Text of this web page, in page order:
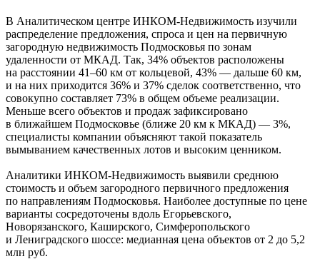
В Аналитическом центре ИНКОМ-Недвижимость изучили
распределение предложения, спроса и цен на первичную
загородную недвижимость Подмосковья по зонам
удаленности от МКАД. Так, 34% объектов расположены
на расстоянии 41–60 км от кольцевой, 43% — дальше 60 км,
и на них приходится 36% и 37% сделок соответственно, что
совокупно составляет 73% в общем объеме реализации.
Меньше всего объектов и продаж зафиксировано
в ближайшем Подмосковье (ближе 20 км к МКАД) — 3%,
специалисты компании объясняют такой показатель
вымыванием качественных лотов и высоким ценником.
Аналитики ИНКОМ-Недвижимость выявили среднюю
стоимость и объем загородного первичного предложения
по направлениям Подмосковья. Наиболее доступные по цене
варианты сосредоточены вдоль Егорьевского,
Новорязанского, Каширского, Симферопольского
и Лениградского шоссе: медианная цена объектов от 2 до 5,2
млн руб.